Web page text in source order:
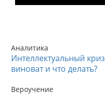
Аналитика
Интеллектуальный
виноват и что делать?
Вероучение